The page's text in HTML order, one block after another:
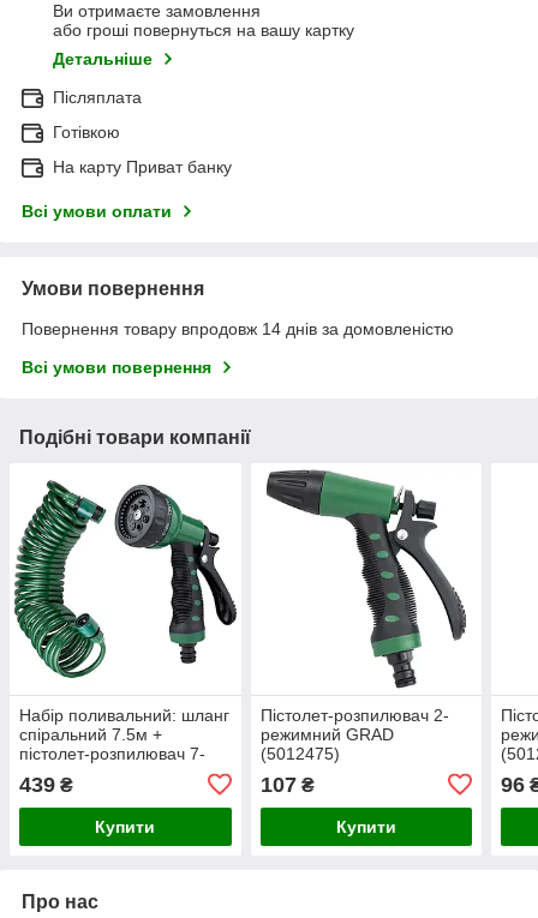
Ви отримаєте замовлення
або гроші повернуться на вашу картку
Детальніше
Післяплата
Готівкою
На карту Приват банку
Всі умови оплати
Умови повернення
Повернення товару впродовж 14 днів за домовленістю
Всі умови повернення
Подібні товари компанії
Набір поливальний: шланг
спіральний 7.5м +
пістолет-розпилювач 7-
(5019065)
439 ₴
Купити
Пістолет-розпилювач 2-
режимний GRAD
(5012475)
107₴
Купити
96
Про нас